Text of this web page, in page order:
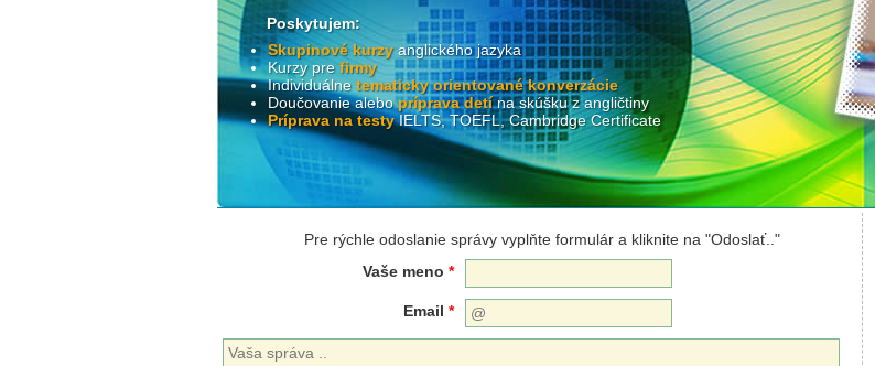
Poskytujem:
Skupinové kurzyanglického jazyka
Kurzy pre firmy
Individuálne tematicky orientované konverzácie
Doučovanie alebopríprava detína skúšku z angličtiny
Príprava na testyIELTS, TOEFL, Cambridge Certificate
Pre rýchle odoslanie správy vyplňte formulár a kliknite na "Odoslať.."
Vaše meno *
Email *